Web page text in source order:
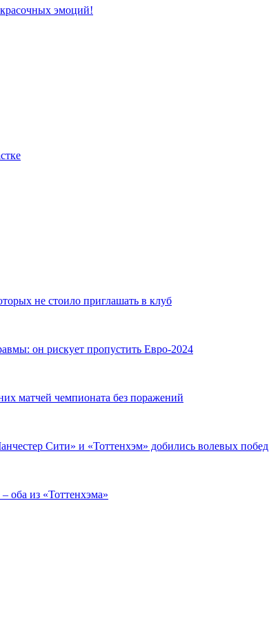
эмоций!
не стоило приглашать в клуб
он рискует пропустить Евро-2024
матчей чемпионата без поражений
Сити» и «Тоттенхэм» добились волевых побед
оба из «Тоттенхэма»